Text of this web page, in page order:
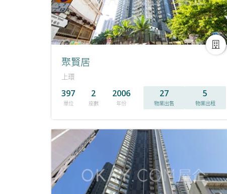
聚賢居
上環
397
單位
2
座數
2006
年份
27
物業出售
5
物業出租